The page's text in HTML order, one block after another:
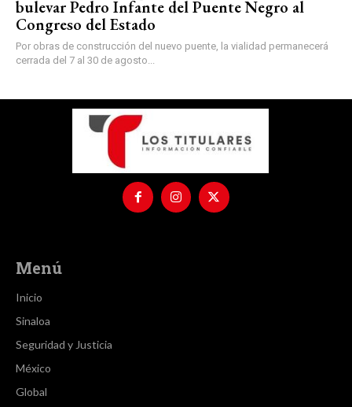
bulevar Pedro Infante del Puente Negro al
Congreso del Estado
Por obras de construcción del nuevo puente, la vialidad permanecerá
cerrada del 7 al 30 de agosto...
Menú
Inicio
Sinaloa
Seguridad y Justicia
México
Global